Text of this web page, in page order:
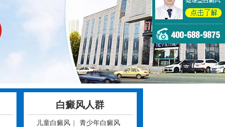
白癜风人群
儿童白癜风
青少年白癜风